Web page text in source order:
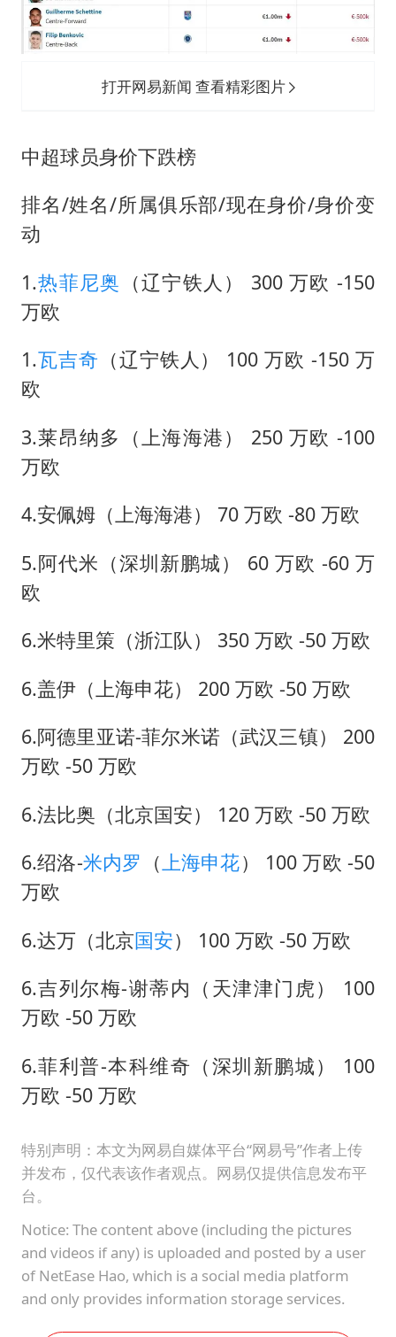
打开网易新闻 查看精彩图片
中超球员身价下跌榜
排名/姓名/所属俱乐部/现在身价/身价变
动
1.热菲尼奥 （辽宁铁人） 300 万欧 -150
万欧
1.瓦吉奇 （辽宁铁人） 100 万欧 -150 万
欧
3.莱昂纳多（上海海港） 250 万欧 -100
万欧
4.安佩姆（上海海港） 70 万欧 -80 万欧
5.阿代米（深圳新鹏城） 60 万欧 -60 万
欧
6.米特里策（浙江队） 350 万欧 -50 万欧
6.盖伊（上海申花） 200 万欧 -50 万欧
6.阿德里亚诺-菲尔米诺（武汉三镇） 200
万欧 -50 万欧
6.法比奥（北京国安） 120 万欧 -50 万欧
6.绍洛-米内罗 （上海申花） 100 万欧 -50
万欧
6.达万（北京国安） 100 万欧 -50 万欧
6.吉列尔梅-谢蒂内（天津津门虎） 100
万欧 -50 万欧
6.菲利普-本科维奇（深圳新鹏城） 100
万欧 -50 万欧
特别声明：本文为网易自媒体平台“网易号”作者上传
并发布，仅代表该作者观点。网易仅提供信息发布平
台。
Notice: The content above (including the pictures
and videos if any) is uploaded and posted by a user
of NetEase Hao, which is a social media platform
and only provides information storage services.